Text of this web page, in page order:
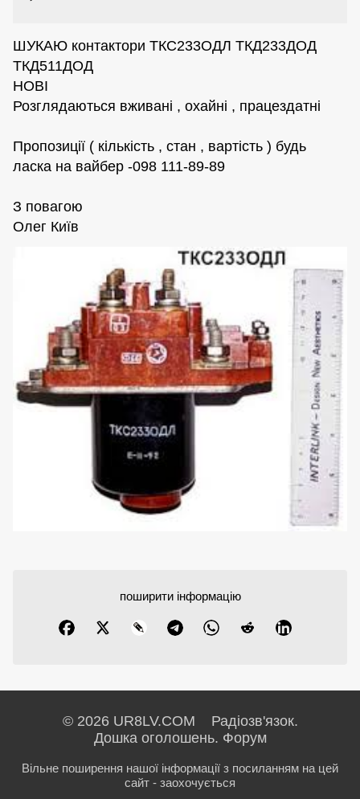
ШУКАЮ контактори ТКС233ОДЛ ТКД233ДОД
ТКД511ДОД
НОВІ
Розглядаються вживані , охайні , працездатні
Пропозиції ( кількість , стан , вартість ) будь
ласка на вайбер -098 111-89-89
З повагою
Олег Київ
поширити інформацію
© 2026 UR8LV.COM Радіозв'язок.
Дошка оголошень. Форум
Вільне поширення нашої інформації з посиланням на цей
сайт - заохочується